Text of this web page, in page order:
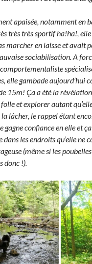
apaisée, notamment en
très très sportif ha!ha!,
marcher en laisse et avait
sociabilisation. A
comportementaliste
elle gambade aujourd’hui
15m! Ça a été la
et explorer autant
la lâcher, le rappel étant
gagne confiance en elle et
dans les endroits qu’elle ne
(même si les
donc !).